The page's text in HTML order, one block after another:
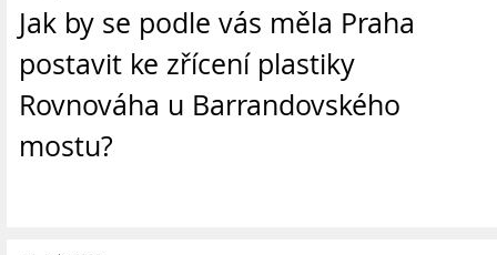
Jak by se podle vás měla Praha
postavit ke zřícení plastiky
Rovnováha u Barrandovského
mostu?